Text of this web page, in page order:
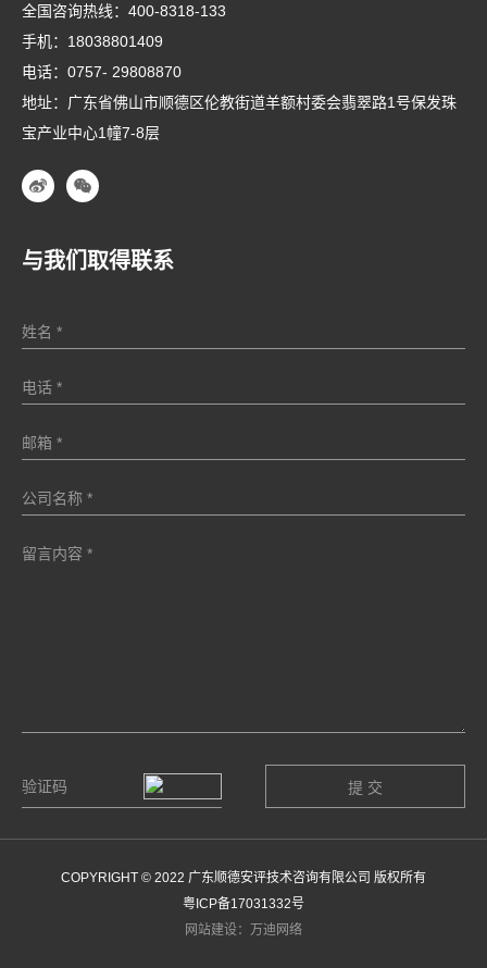
全国咨询热线： 400-8318-133
手机： 18038801409
电话： 0757- 29808870
地址：广东省佛山市顺德区伦教街道羊额村委会翡翠路1号保发珠
宝产业中心1幢7-8层
与我们取得联系
COPYRIGHT © 2022 广东顺德安评技术咨询有限公司 版权所有
粤ICP备17031332号
网站建设：万迪网络